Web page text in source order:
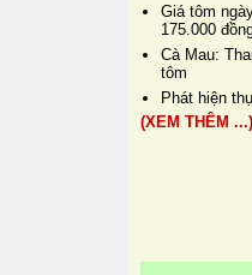
Giá tôm
175.000
Cà Mau:
tôm
Phát hiện
(XEM THÊM ...)